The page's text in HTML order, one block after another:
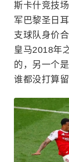
斯卡什竞技
军巴黎圣日
支球队身价
皇马2018年
的，另一个
谁都没打算留